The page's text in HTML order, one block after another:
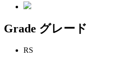
Grade グレード
RS